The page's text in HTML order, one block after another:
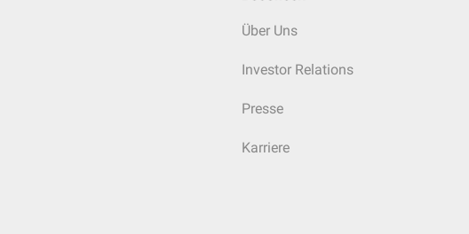
Über Uns
Investor Relations
Presse
Karriere